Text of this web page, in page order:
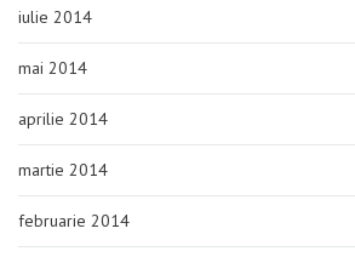
iulie 2014
mai 2014
aprilie 2014
martie 2014
februarie 2014